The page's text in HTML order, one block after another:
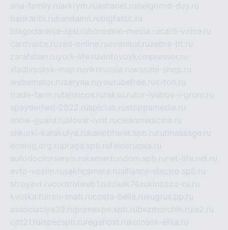
aria-family.ruarkrym.ruashanet.rubelgorod-day.ru
bankaribi.rubandamn.rubigfatcc.ru
blagodarenie-spb.ruborodino-media.rucard-voice.ru
cardvoice.ruzed-online.ruzvonitut.ruzebra-tlt.ru
zarafshan.ruyork-life.ruvintovoykompressor.ru
vladivostok-map.ruvlknrussia.ruwasabi-shop.ru
webamator.ruzaryna.ruyoutubefree.rux-ton.ru
trade-farm.rutajuncos.rutaksu.rutor-lyubov-i-grom.ru
spayderhed-2022.rusplclub.rustoppamedia.ru
snow-guard.ruslovar-ivrit.rucleanmedicine.ru
shkurki-karakulya.rukanotiforet.spb.rututmassage.ru
ecolog.org.rupraga.spb.rufalcorussia.ru
autodoctorservis.rukamertondom.spb.ru net-life.net.ru
avto-vozim.rusakhcamera.rualliance-electro.spb.ru
stroyavt.rucontrolweb1.rutdsak74.rukinzozo-ru.ru
kvotka.ru iron-snab.rucosta-bella.rueugrus.pp.ru
associaciya39.ruprimexpo.spb.rubezmorchin.ru ia2.ru
cpt21.ru ispecspb.ru regahost.rukolosok-elita.ru